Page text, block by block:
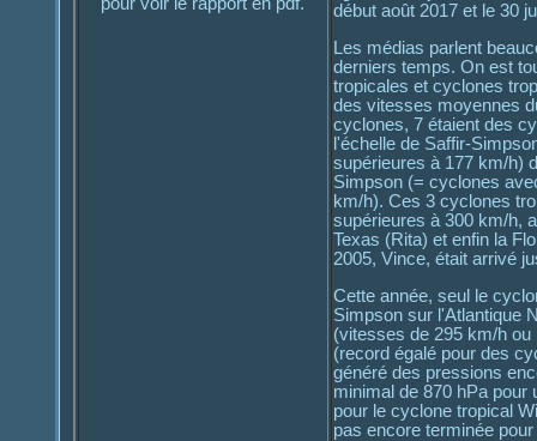
début août 2017 et le 30
Les médias parlent
derniers temps. On est
tropicales et cyclones
des vitesses moyennes
cyclones, 7 étaient des
l'échelle de Saffir-
supérieures à 177 km/h)
Simpson (= cyclones
km/h). Ces 3 cyclones
supérieures à 300 km/h,
Texas (Rita) et enfin la
2005, Vince, était arrivé
Cette année, seul le
Simpson sur l'Atlantique
(vitesses de 295 km/h
(record égalé pour des
généré des pressions
minimal de 870 hPa pour
pour le cyclone tropical
pas encore terminée